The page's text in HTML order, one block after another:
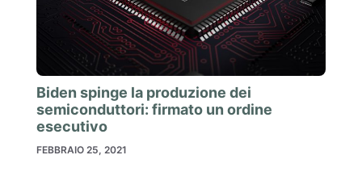
Biden spinge la produzione dei
semiconduttori: firmato un ordine
esecutivo
FEBBRAIO 25, 2021